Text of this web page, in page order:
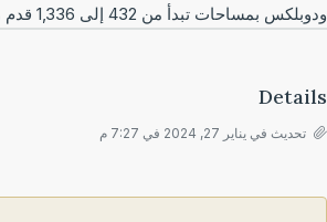
بمساحات تبدأ من 432 إلى 1,336 قدم مربع.
تحديث في يناير 27, 2024 في 7:27 م